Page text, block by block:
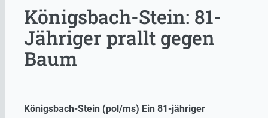
Königsbach-Stein: 81-
Jähriger prallt gegen
Baum
Königsbach-Stein (pol/ms) Ein 81-jähriger